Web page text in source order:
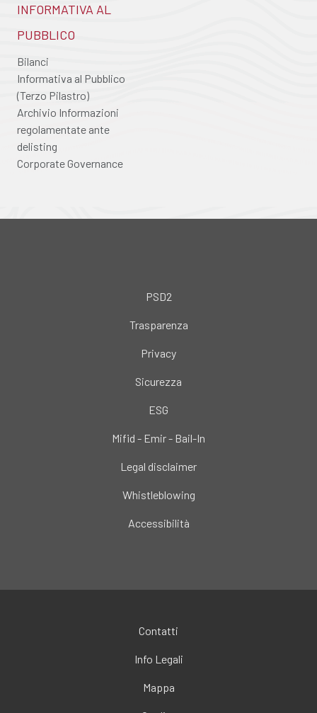
INFORMATIVA AL
PUBBLICO
Bilanci
Informativa al Pubblico
(Terzo Pilastro)
Archivio Informazioni
regolamentate ante
delisting
Corporate Governance
PSD2
Trasparenza
Privacy
Sicurezza
ESG
Mifid - Emir - Bail-In
Legal disclaimer
Whistleblowing
Accessibilità
Contatti
Info Legali
Mappa